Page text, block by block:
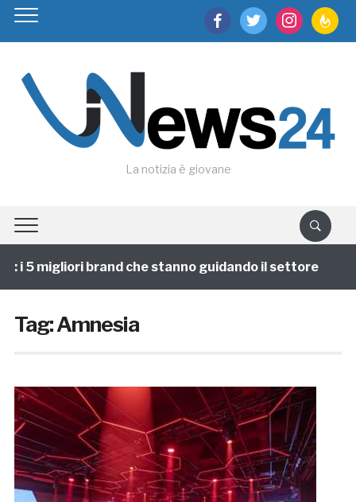
facebooktwitter instagram
La notizia è giovane
5 migliori brand che stanno guidando il settore
Tag:Amnesia